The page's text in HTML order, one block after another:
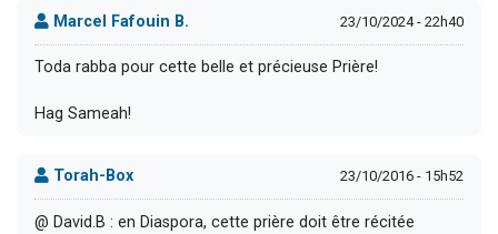
Marcel Fafouin B. 23/10/2024 - 22h40
Toda rabba pour cette belle et précieuse Prière!
Hag Sameah!
Torah-Box 23/10/2016 - 15h52
@ David.B : en Diaspora, cette prière doit être récitée